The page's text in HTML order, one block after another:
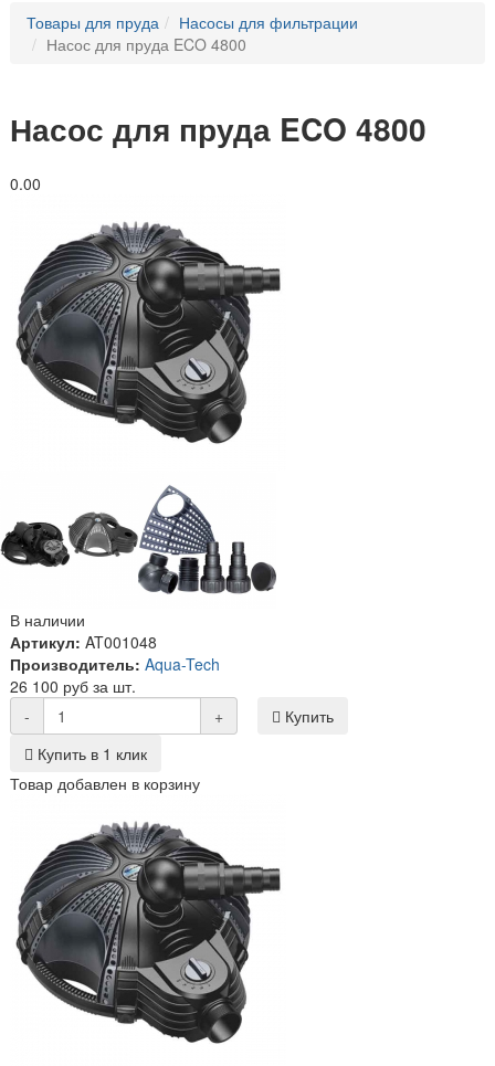
Товары для пруда
Насосы для фильтрации
Насос для пруда ECO 4800
Насос для пруда ECO 4800
0.00
В наличии
Артикул: AT001048
Производитель: Aqua-Tech
26 100 руб за шт.
-
+
Купить
Купить в 1 клик
Товар добавлен в корзину